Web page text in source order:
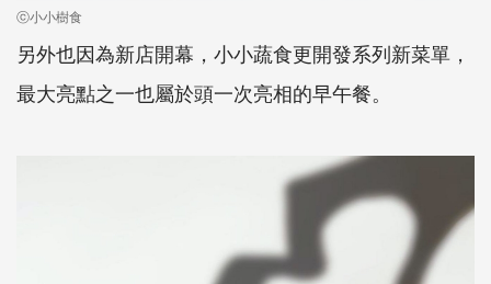
ⓒ小小樹食
另外也因為新店開幕，小小蔬食更開發系列新菜單，
最大亮點之一也屬於頭一次亮相的早午餐。